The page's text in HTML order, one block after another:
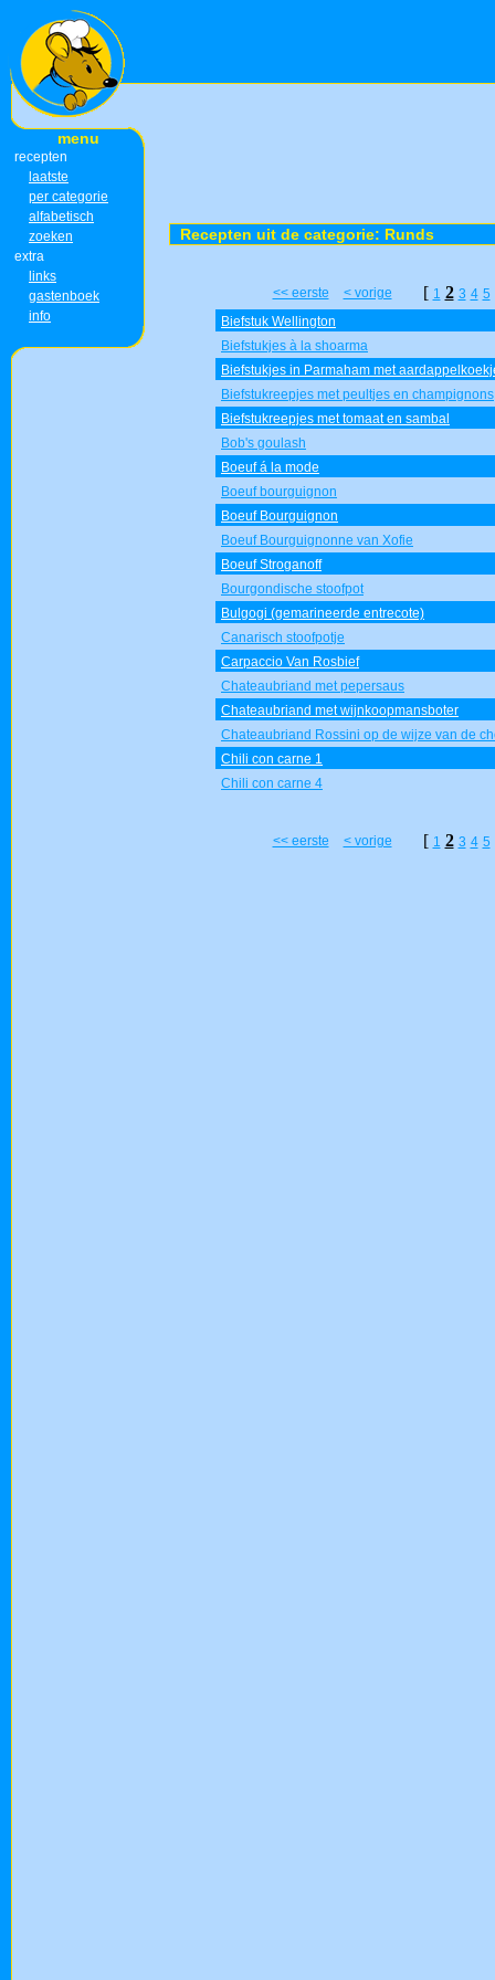
menu
recepten
laatste
per categorie
alfabetisch
zoeken
extra
links
gastenboek
info
Recepten uit de categorie: Runds
<< eerste < vorige [ 1 2 3 4 5
Biefstuk Wellington
Biefstukjes à la shoarma
Biefstukjes in Parmaham met
Biefstukreepjes met peultjes en champignons
Biefstukreepjes met tomaat en sambal
Bob's goulash
Boeuf á la mode
Boeuf bourguignon
Boeuf Bourguignon
Boeuf Bourguignonne van Xofie
Boeuf Stroganoff
Bourgondische stoofpot
Bulgogi (gemarineerde entrecote)
Canarisch stoofpotje
Carpaccio Van Rosbief
Chateaubriand met pepersaus
Chateaubriand met wijnkoopmansboter
Chateaubriand Rossini op de wijze van de
Chili con carne 1
Chili con carne 4
<< eerste < vorige [ 1 2 3 4 5